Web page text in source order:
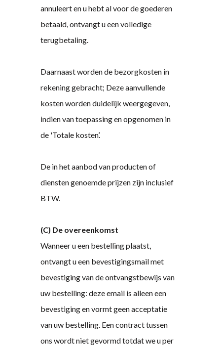
annuleert en u hebt al voor de goederen
betaald, ontvangt u een volledige
terugbetaling.
Daarnaast worden de bezorgkosten in
rekening gebracht; Deze aanvullende
kosten worden duidelijk weergegeven,
indien van toepassing en opgenomen in
de 'Totale kosten’.
De in het aanbod van producten of
diensten genoemde prijzen zijn inclusief
BTW.
(C) De overeenkomst
Wanneer u een bestelling plaatst,
ontvangt u een bevestigingsmail met
bevestiging van de ontvangstbewijs van
uw bestelling: deze email is alleen een
bevestiging en vormt geen acceptatie
van uw bestelling. Een contract tussen
ons wordt niet gevormd totdat we u per